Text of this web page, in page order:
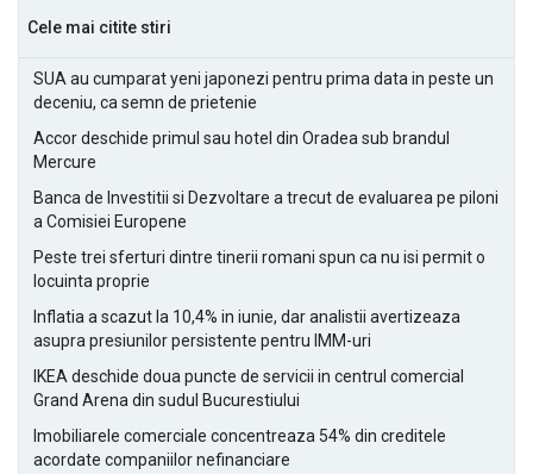
Cele mai citite stiri
SUA au cumparat yeni japonezi pentru prima data in peste un
deceniu, ca semn de prietenie
Accor deschide primul sau hotel din Oradea sub brandul
Mercure
Banca de Investitii si Dezvoltare a trecut de evaluarea pe piloni
a Comisiei Europene
Peste trei sferturi dintre tinerii romani spun ca nu isi permit o
locuinta proprie
Inflatia a scazut la 10,4% in iunie, dar analistii avertizeaza
asupra presiunilor persistente pentru IMM-uri
IKEA deschide doua puncte de servicii in centrul comercial
Grand Arena din sudul Bucurestiului
Imobiliarele comerciale concentreaza 54% din creditele
acordate companiilor nefinanciare